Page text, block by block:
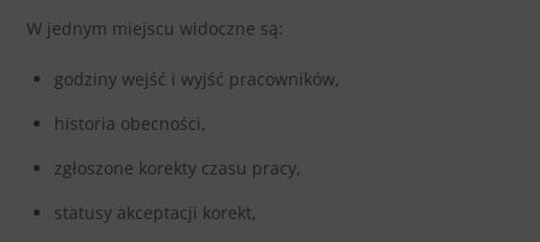
W jednym miejscu widoczne są:
godziny wejść i wyjść pracowników,
historia obecności,
zgłoszone korekty czasu pracy,
statusy akceptacji korekt,